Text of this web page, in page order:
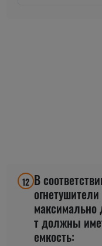
12 В
максимально
т должны
емкость: